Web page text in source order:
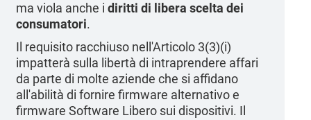
ma viola anche idiritti di libera scelta dei
consumatori.
Il requisito racchiuso nell'Articolo 3(3)(i)
impatterà sulla libertà di intraprendere affari
da parte di molte aziende che si affidano
all'abilità di fornire firmware alternativo e
firmware Software Libero sui dispositivi. Il